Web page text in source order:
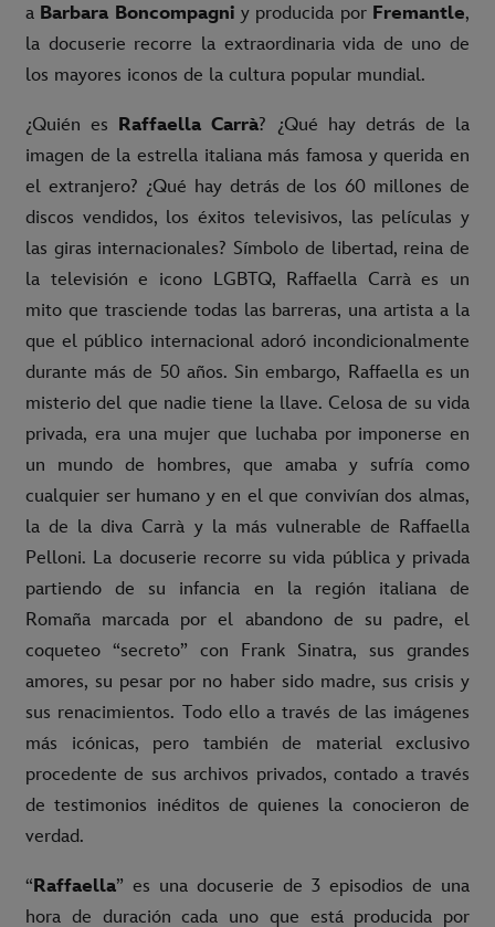
a Barbara Boncompagni y producida por Fremantle,
la docuserie recorre la extraordinaria vida de uno de
los mayores iconos de la cultura popular mundial.
¿Quién es Raffaella Carrà? ¿Qué hay detrás de la
imagen de la estrella italiana más famosa y querida en
el extranjero? ¿Qué hay detrás de los 60 millones de
discos vendidos, los éxitos televisivos, las películas y
las giras internacionales? Símbolo de libertad, reina de
la televisión e icono LGBTQ, Raffaella Carrà es un
mito que trasciende todas las barreras, una artista a la
que el público internacional adoró incondicionalmente
durante más de 50 años. Sin embargo, Raffaella es un
misterio del que nadie tiene la llave. Celosa de su vida
privada, era una mujer que luchaba por imponerse en
un mundo de hombres, que amaba y sufría como
cualquier ser humano y en el que convivían dos almas,
la de la diva Carrà y la más vulnerable de Raffaella
Pelloni. La docuserie recorre su vida pública y privada
partiendo de su infancia en la región italiana de
Romaña marcada por el abandono de su padre, el
coqueteo “secreto” con Frank Sinatra, sus grandes
amores, su pesar por no haber sido madre, sus crisis y
sus renacimientos. Todo ello a través de las imágenes
más icónicas, pero también de material exclusivo
procedente de sus archivos privados, contado a través
de testimonios inéditos de quienes la conocieron de
verdad.
“Raffaella” es una docuserie de 3 episodios de una
hora de duración cada uno que está producida por